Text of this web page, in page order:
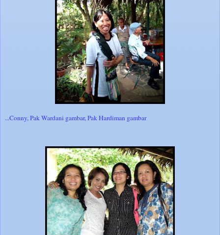
...Conny, Pak Wardani gambar, Pak Hardiman gambar